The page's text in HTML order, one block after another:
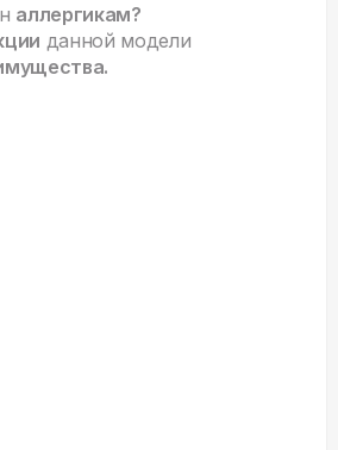
аллергикам?
данной модели